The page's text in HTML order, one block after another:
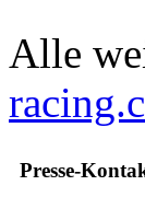
Alle
Presse-